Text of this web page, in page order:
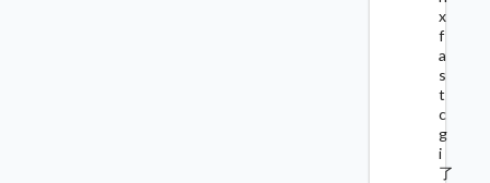
x
f
a
s
t
c
g
i
了